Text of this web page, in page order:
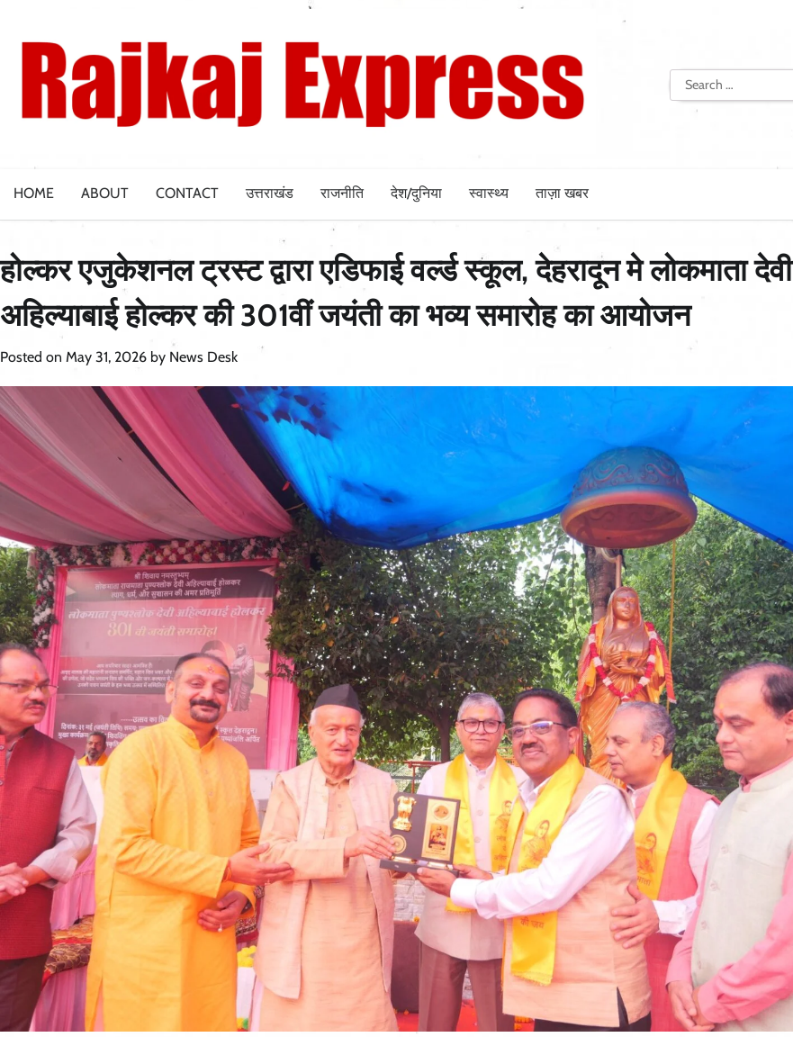
content
Search
for:
HOME ABOUT CONTACT उत्तराखंड राजनीति देश/दुनिया स्वास्थ्य ताज़ा खबर
होल्कर एजुकेशनल ट्रस्ट द्वारा एडिफाई वर्ल्ड स्कूल, देहरादून मे लोकमाता देवी
अहिल्याबाई होल्कर की 301वीं जयंती का भव्य समारोह का आयोजन
Posted on May 31, 2026 by News Desk